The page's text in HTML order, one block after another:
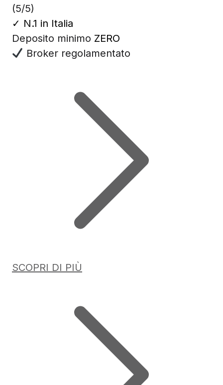
(5/5)
✓ N.1 in Italia
Deposito minimo ZERO
Broker regolamentato
SCOPRI DI PIÙ